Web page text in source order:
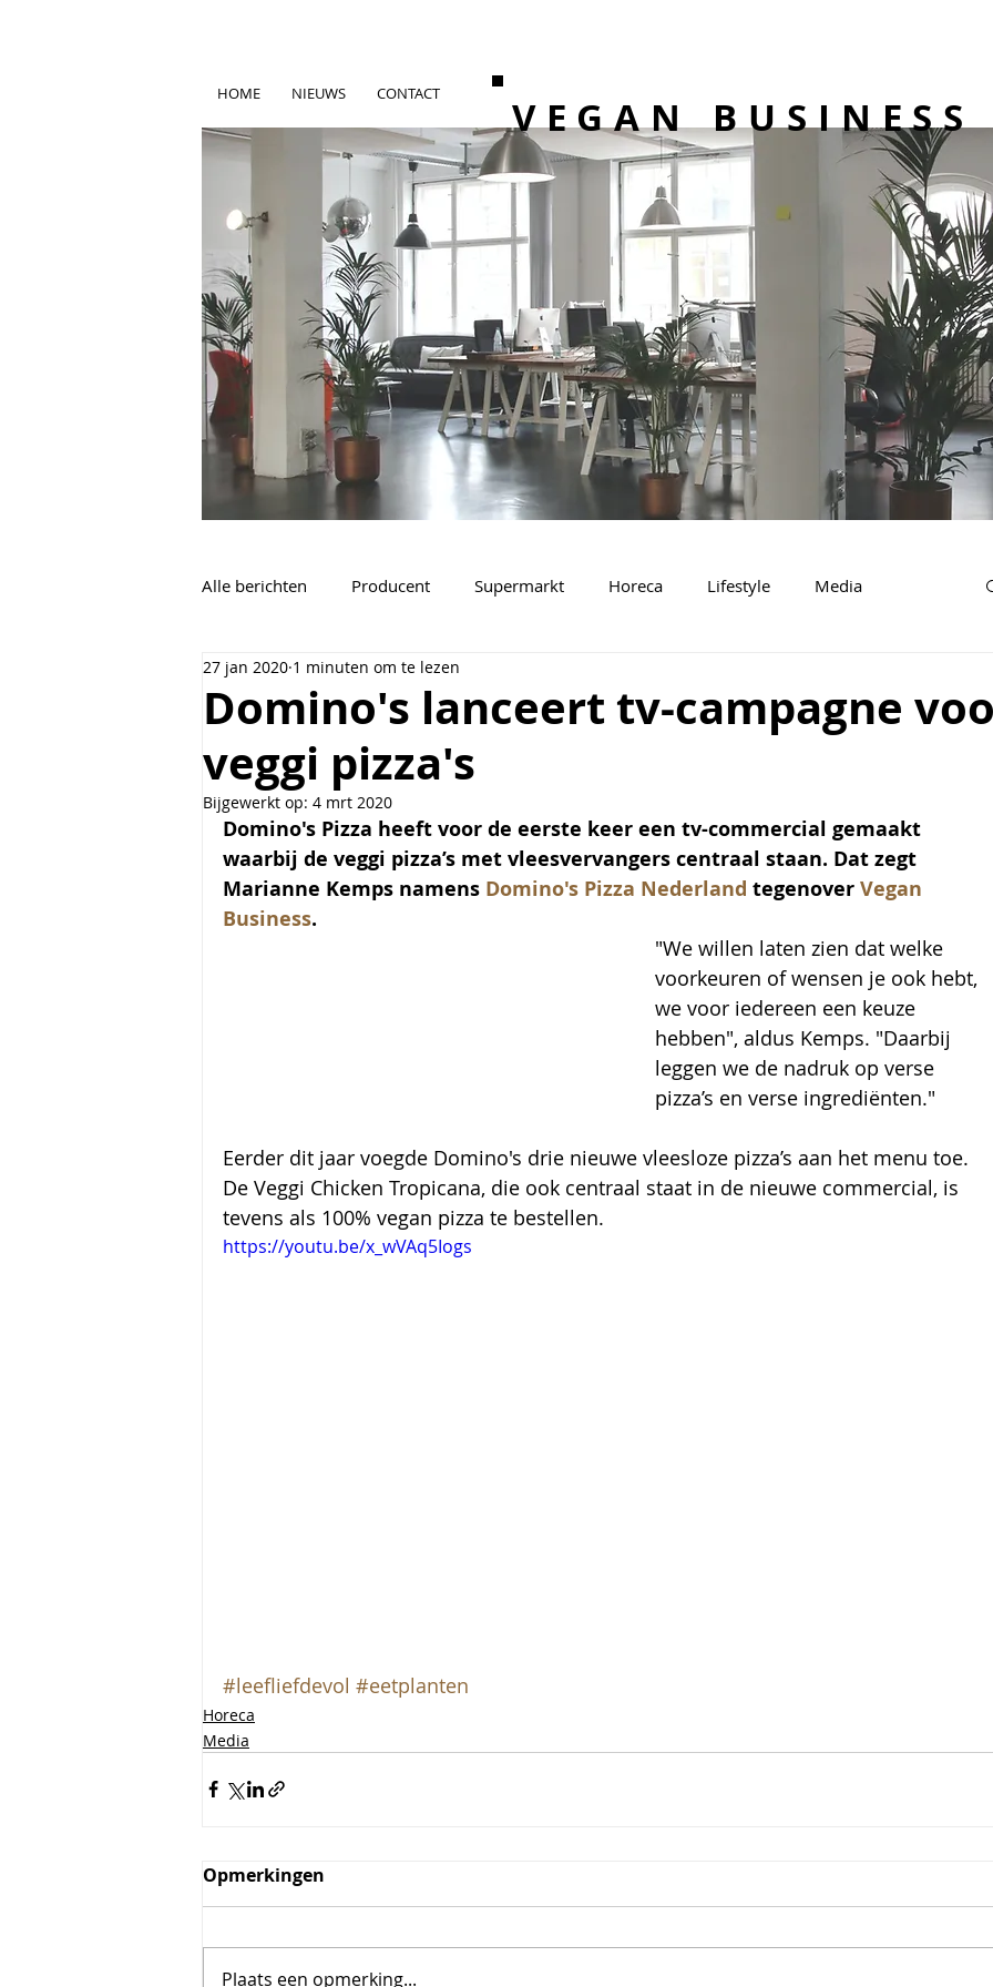
HOME NIEUWS CONTACT VEGAN BUSINESS
Alle berichten Producent Supermarkt Horeca Lifestyle Media
Vacatures Algemeen
Domino's lanceert tv-campagne
veggi pizza's
27 jan 2020 1 minuten om te lezen
Bijgewerkt op: 4 mrt 2020
Domino's Pizza heeft voor de eerste keer een tv-commercial gemaakt
waarbij de veggi pizza’s met vleesvervangers centraal staan. Dat zegt
Marianne Kemps namens Domino's Pizza Nederland tegenover Vegan
Business.
"We willen laten zien dat welke
voorkeuren of wensen je ook hebt,
we voor iedereen een keuze
hebben", aldus Kemps. "Daarbij
leggen we de nadruk op verse
pizza’s en verse ingrediënten."
Eerder dit jaar voegde Domino's drie nieuwe vleesloze pizza’s aan het menu toe.
De Veggi Chicken Tropicana, die ook centraal staat in de nieuwe commercial, is
tevens als 100% vegan pizza te bestellen.
https://youtu.be/x_wVAq5Iogs
#leefliefdevol #eetplanten
Horeca
Media
Opmerkingen
Plaats een opmerking...